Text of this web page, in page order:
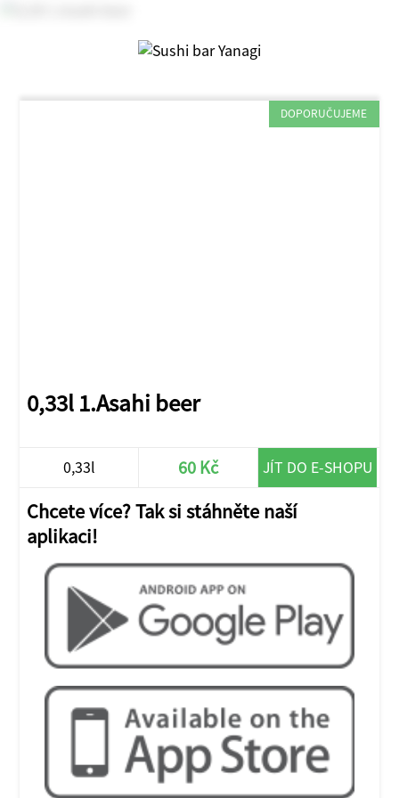
DOPORUČUJEME
0,33l 1.Asahi beer
0,33l 60 Kč JÍT DO E-SHOPU
Chcete více? Tak si stáhněte naší
aplikaci!